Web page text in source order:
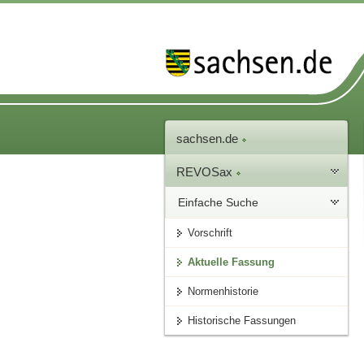
sachsen.de
REVOSax
Einfache Suche
Vorschrift
Aktuelle Fassung
Normenhistorie
Historische Fassungen